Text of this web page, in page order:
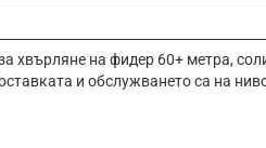
хвърляне на фидер 60+ метра,
и обслужването са на